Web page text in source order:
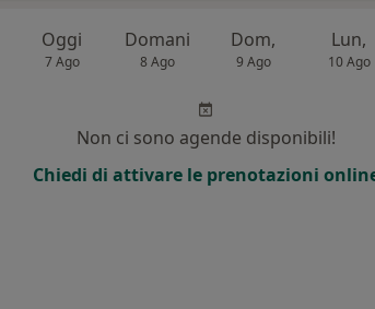
Oggi
7 Ago
Domani
8 Ago
Dom,
9 Ago
Lun,
10 Ago
Non ci sono agende disponibili!
Chiedi di attivare le prenotazioni